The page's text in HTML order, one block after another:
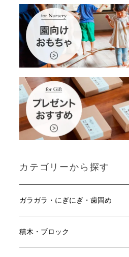
カテゴリーから探す
ガラガラ・にぎにぎ・歯固め
積木・ブロック